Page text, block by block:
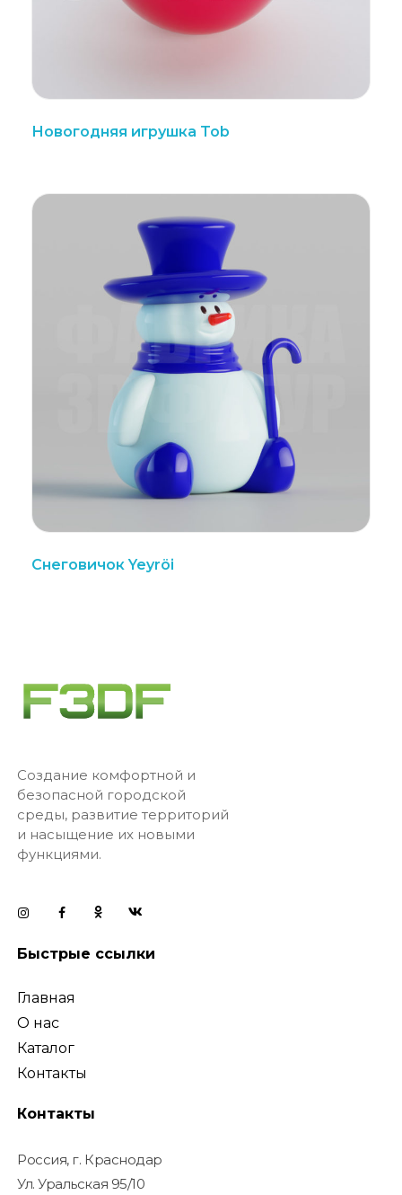
Новогодняя игрушка Tob
Снеговичок Yeyröi
Создание комфортной и
безопасной городской
среды, развитие территорий
и насыщение их новыми
функциями.
Быстрые ссылки
Главная
О нас
Каталог
Контакты
Контакты
Россия, г. Краснодар
Ул. Уральская 95/10